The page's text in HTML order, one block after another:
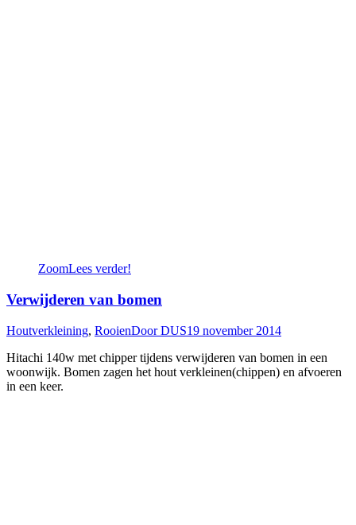
ZoomLees verder!
Verwijderen van bomen
Houtverkleining, RooienDoorDUS19 november 2014
Hitachi 140w met chipper tijdens verwijderen van bomen in een
woonwijk. Bomen zagen het hout verkleinen(chippen) en afvoeren
in een keer.